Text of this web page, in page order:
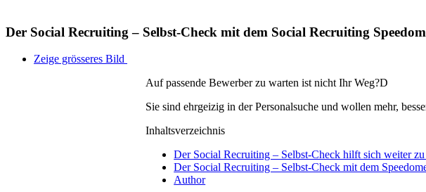
Der Social Recruiting – Selbst-Check mit dem Social Recruiting
Zeige grösseres Bild
Auf passende Bewerber zu warten ist nicht Ihr Weg?D
Sie sind ehrgeizig in der Personalsuche und wollen mehr,
Inhaltsverzeichnis
Der Social Recruiting – Selbst-Check hilft sich weiter
Der Social Recruiting – Selbst-Check mit dem
Author